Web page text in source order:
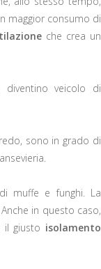
maggior consumo di
che crea un
diventino veicolo di
sono in grado di
muffe e funghi. La
in questo caso,
giusto isolamento